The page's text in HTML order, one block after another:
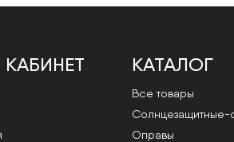
КАТАЛОГ
Все товары
Cолнцезащитные-
Оправы